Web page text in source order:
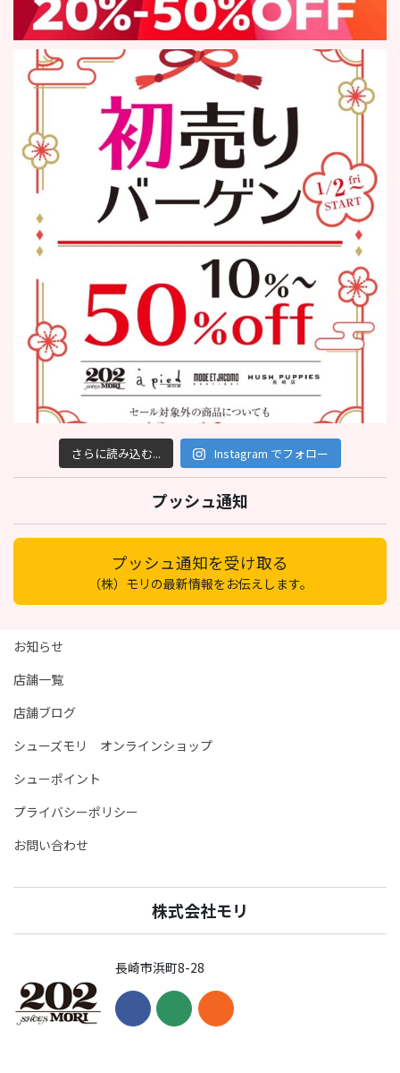
さらに読み込む... Instagram でフォロー
プッシュ通知
プッシュ通知を受け取る
（株）モリの最新情報をお伝えします。
お知らせ
店舗一覧
店舗ブログ
シューズモリ オンラインショップ
シューポイント
プライバシーポリシー
お問い合わせ
株式会社モリ
長崎市浜町8-28